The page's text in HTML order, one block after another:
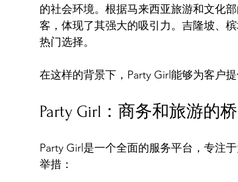
的社会环境。根据马来西亚旅游和文化
客，体现了其强大的吸引力。吉隆坡、
热门选择。
在这样的背景下，Party Girl能够为客户
Party Girl：商务和旅游的
Party Girl是一个全面的服务平台，专注
举措：